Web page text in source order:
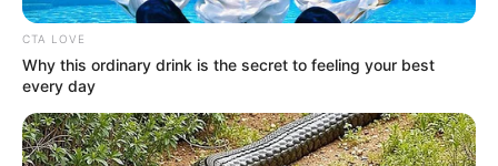
CTA LOVE
Why this ordinary drink is the secret to feeling your best
every day